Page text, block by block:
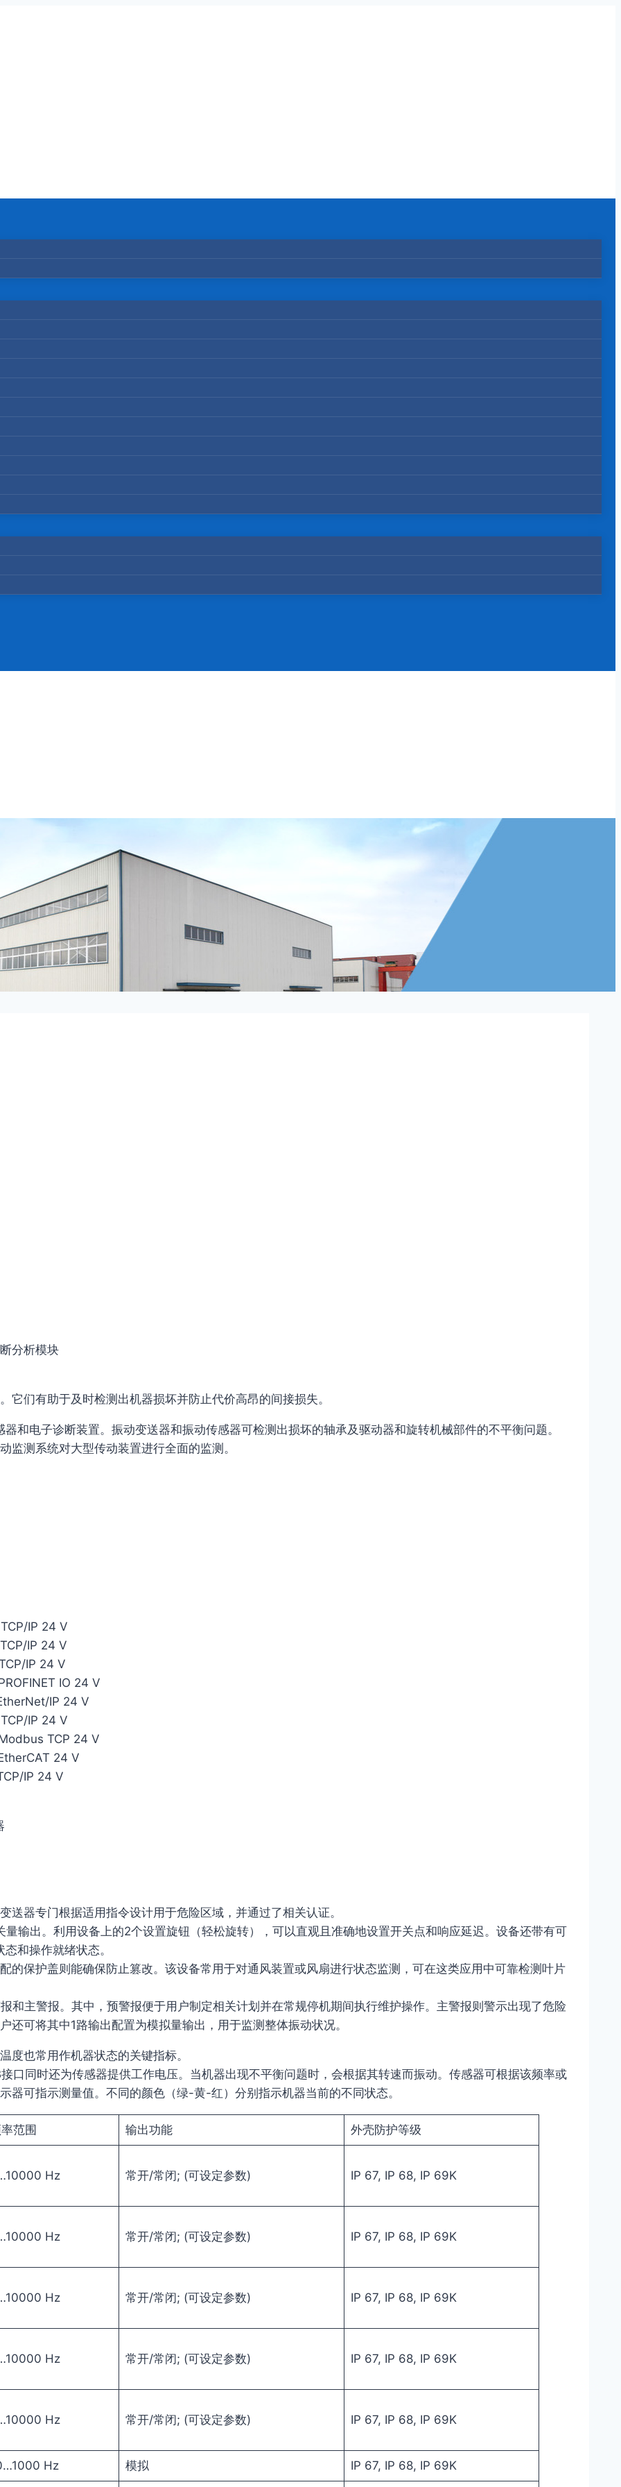
分析模块
们有助于及时检测出机器损坏并防止代价高昂的间接损失。
和电子诊断装置。振动变送器和振动传感器可检测出损坏的轴承及驱动器和旋转机械部件的不平衡问题。
监测系统对大型传动装置进行全面的监测。
IP 24 V
IP 24 V
IP 24 V
IO 24 V
IP 24 V
IP 24 V
TCP 24 V
24 V
IP 24 V
器专门根据适用指令设计用于危险区域，并通过了相关认证。
输出。利用设备上的2个设置旋钮（轻松旋转），可以直观且准确地设置开关点和响应延迟。设备还带有可
和操作就绪状态。
的保护盖则能确保防止篡改。该设备常用于对通风装置或风扇进行状态监测，可在这类应用中可靠检测叶片
和主警报。其中，预警报便于用户制定相关计划并在常规停机期间执行维护操作。主警报则警示出现了危险
可将其中1路输出配置为模拟量输出，用于监测整体振动状况。
度也常用作机器状态的关键指标。
口同时还为传感器提供工作电压。当机器出现不平衡问题时，会根据其转速而振动。传感器可根据该频率或
器可指示测量值。不同的颜色（绿-黄-红）分别指示机器当前的不同状态。
范围 输出功能 外壳防护等级
Hz 常开/常闭; (可设定参数) IP 67, IP 68, IP 69K
Hz 常开/常闭; (可设定参数) IP 67, IP 68, IP 69K
Hz 常开/常闭; (可设定参数) IP 67, IP 68, IP 69K
Hz 常开/常闭; (可设定参数) IP 67, IP 68, IP 69K
Hz 常开/常闭; (可设定参数) IP 67, IP 68, IP 69K
Hz 模拟 IP 67, IP 68, IP 69K